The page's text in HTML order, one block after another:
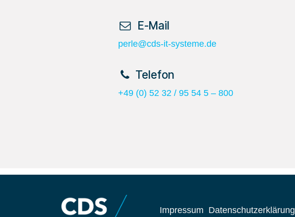
​ E-Mail
perle@cds-it-systeme.de
​Telefon
+49 (0) 52 32 / 95 54 5 – 800
Impressum Datenschutzerklärung